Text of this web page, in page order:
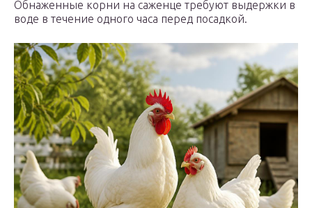
Обнаженные корни на саженце требуют выдержки в
воде в течение одного часа перед посадкой.